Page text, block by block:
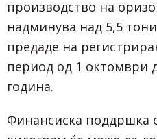
производство на
надминува над 5,5
предаде на
период од 1 октомври
година.
Финансиска поддршка